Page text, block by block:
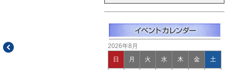
2026年8月
日 月 火 水 木 金 土